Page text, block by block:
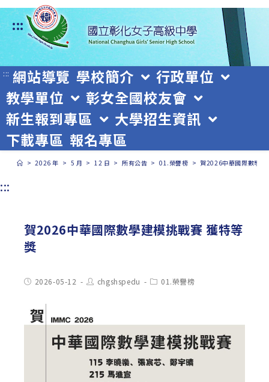
跳
轉
至
主
要
內
容
:::
::: 網站導覽 學校簡介
行政單位
教學單位
彰女全國校友會
新生報到專區
大學招生資訊
下載專區 報名專區
> 2026 年 > 5 月 > 12 日 > 所有公告 > 01.榮譽榜 > 賀2026中華國際數學建
:::
賀2026中華國際數學建模挑戰賽 獲特等
獎
Post2026-05-12
Post
author:
chgshspedu
Post01.榮譽榜